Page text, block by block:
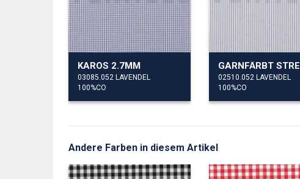
KAROS 2.7MM
03085.052 LAVENDEL
100%CO
02510.052 LAVENDEL
100%CO
Andere Farben in diesem Artikel